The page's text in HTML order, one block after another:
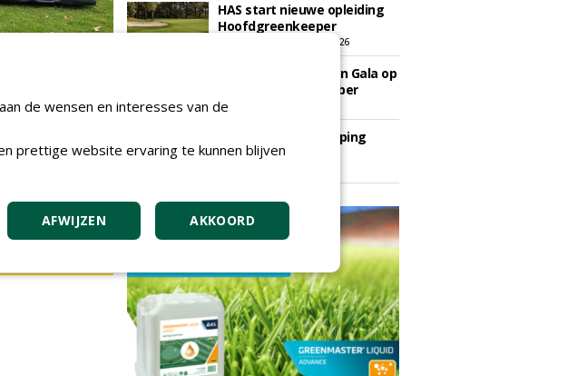
HAS start nieuwe opleiding
Hoofdgreenkeeper
donderdag 24 september 2026
Save the Date: Green Gala op
woensdag 2 december
woensdag 2 december 2026
European Greenkeeping
Summit 2027
de wensen en interesses van de
prettige website ervaring te kunnen blijven
AKKOORD
AFWIJZEN